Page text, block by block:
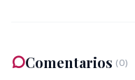
Comentarios (0)